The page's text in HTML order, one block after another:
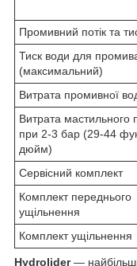
Промивний потік та
Тиск води для
(максимальний)
Витрата промивної
Витрата мастильного
при 2-3 бар (29-44
дюйм)
Сервісний комплект
Комплект переднього
ущільнення
Комплект ущільнення
Hydrolider—